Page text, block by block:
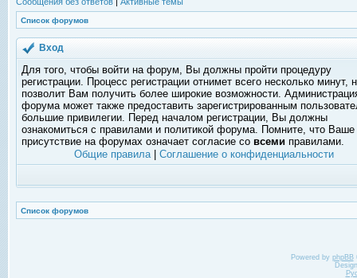
Список форумов
Вход
Для того, чтобы войти на форум, Вы должны пройти процедуру
регистрации. Процесс регистрации отнимет всего несколько минут,
позволит Вам получить более широкие возможности.
форума может также предоставить зарегистрированным
большие привилегии. Перед началом регистрации, Вы должны
ознакомиться с правилами и политикой форума. Помните, что Ваше
присутствие на форумах означает согласие со всеми правилами.
Общие правила| Соглашение о конфиденциальности
Список форумов
Powered by phpBB